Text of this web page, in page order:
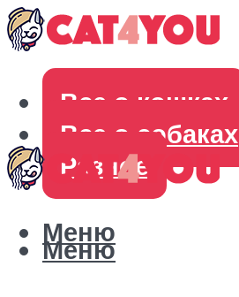
Все о кошках
Все о собаках
Разное
Меню
Меню